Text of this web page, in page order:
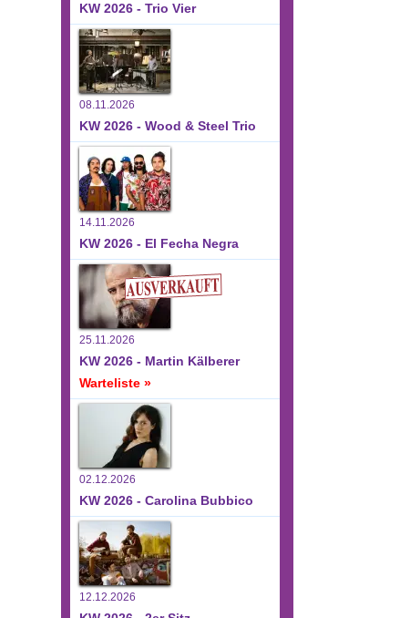
KW 2026 - Trio Vier
08.11.2026
KW 2026 - Wood & Steel Trio
14.11.2026
KW 2026 - El Fecha Negra
25.11.2026
KW 2026 - Martin Kälberer
Warteliste »
02.12.2026
KW 2026 - Carolina Bubbico
12.12.2026